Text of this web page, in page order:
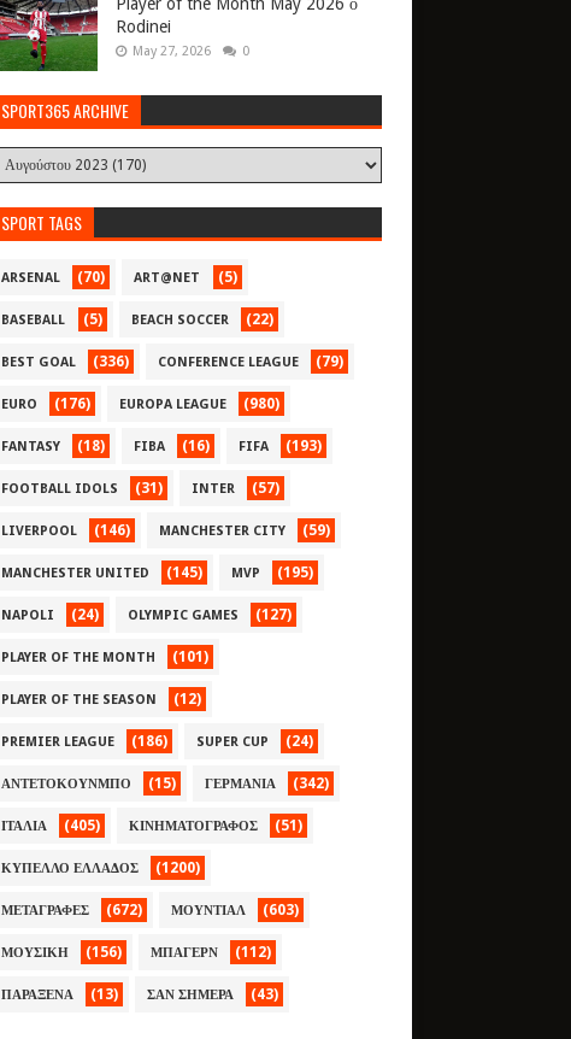
Rodinei
May 27, 2026 0
SPORT365 ARCHIVE
SPORT TAGS
ARSENAL (70) ART@NET (5)
BASEBALL (5) BEACH SOCCER (22)
BEST GOAL (336) CONFERENCE LEAGUE (79)
EURO (176) EUROPA LEAGUE (980)
FANTASY (18) FIBA (16) FIFA (193)
FOOTBALL IDOLS (31) INTER (57)
LIVERPOOL (146) MANCHESTER CITY (59)
MANCHESTER UNITED (145) MVP (195)
NAPOLI (24) OLYMPIC GAMES (127)
PLAYER OF THE MONTH (101)
PLAYER OF THE SEASON (12)
PREMIER LEAGUE (186) SUPER CUP (24)
ΑΝΤΕΤΟΚΟΥΝΜΠΟ (15) ΓΕΡΜΑΝΙΑ (342)
ΙΤΑΛΙΑ (405) ΚΙΝΗΜΑΤΟΓΡΑΦΟΣ (51)
ΚΥΠΕΛΛΟ ΕΛΛΑΔΟΣ (1200)
ΜΕΤΑΓΡΑΦΕΣ (672) ΜΟΥΝΤΙΑΛ (603)
ΜΟΥΣΙΚΗ (156) ΜΠΑΓΕΡΝ (112)
ΠΑΡΑΞΕΝΑ (13) ΣΑΝ ΣΗΜΕΡΑ (43)